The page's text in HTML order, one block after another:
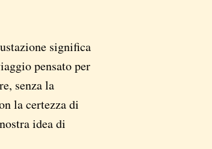
significa
pensato per
senza la
la certezza di
idea di